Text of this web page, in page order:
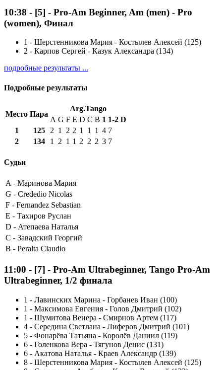
10:38 - [5] - Pro-Am Beginner, Am (men) - Pro
(women), Финал
1 - Шерстенникова Мария - Костылев Алексей (125)
2 - Карпов Сергей - Казук Александра (134)
подробные результаты ...
Подробные результаты
Место Пара
Arg.Tango
A G F E D C B 1 1-2 D
1
125 2 1 2 2 1 1 1 4 7
2
134 1 2 1 1 2 2 2 3 7
Судьи
A - Маринова Мария
G - Crededio Nicolas
F - Fernandez Sebastian
E - Тахиров Руслан
D - Атепаева Наталья
C - Завадский Георгий
B - Peralta Claudio
11:00 - [7] - Pro-Am Ultrabeginner, Tango Pro-Am
Ultrabeginner, 1/2 финала
1 - Лавинских Марина - Горбанев Иван (100)
1 - Максимова Евгения - Голов Дмитрий (102)
1 - Шумитова Венера - Смирнов Артем (117)
4 - Середина Светлана - Лиферов Дмитрий (101)
5 - Фонарёва Татьяна - Королёв Даниил (119)
6 - Голенкова Вера - Тягунов Денис (131)
6 - Акатова Наталья - Краев Александр (139)
8 - Шерстенникова Мария - Костылев Алексей (125)